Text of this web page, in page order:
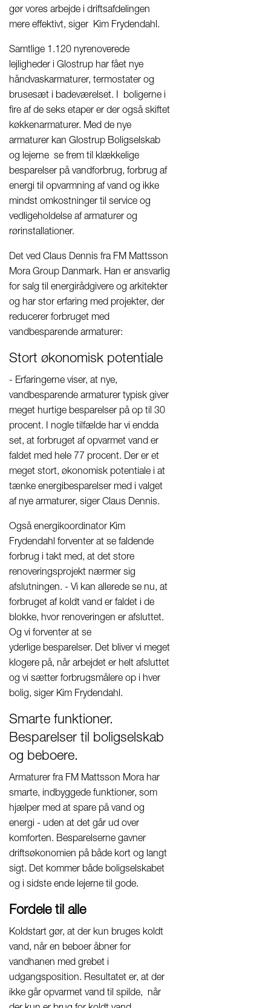
gør vores arbejde i driftsafdelingen
mere effektivt, siger Kim Frydendahl.
Samtlige 1.120 nyrenoverede
lejligheder i Glostrup har fået nye
håndvaskarmaturer, termostater og
brusesæt i badeværelset. I boligerne i
fire af de seks etaper er der også skiftet
køkkenarmaturer. Med de nye
armaturer kan Glostrup Boligselskab
og lejerne se frem til klækkelige
besparelser på vandforbrug, forbrug af
energi til opvarmning af vand og ikke
mindst omkostninger til service og
vedligeholdelse af armaturer og
rørinstallationer.
Det ved Claus Dennis fra FM Mattsson
Mora Group Danmark. Han er ansvarlig
for salg til energirådgivere og arkitekter
og har stor erfaring med projekter, der
reducerer forbruget med
vandbesparende armaturer:
Stort økonomisk potentiale
- Erfaringerne viser, at nye,
vandbesparende armaturer typisk giver
meget hurtige besparelser på op til 30
procent. I nogle tilfælde har vi endda
set, at forbruget af opvarmet vand er
faldet med hele 77 procent. Der er et
meget stort, økonomisk potentiale i at
tænke energibesparelser med i valget
af nye armaturer, siger Claus Dennis.
Også energikoordinator Kim
Frydendahl forventer at se faldende
forbrug i takt med, at det store
renoveringsprojekt nærmer sig
afslutningen. - Vi kan allerede se nu, at
forbruget af koldt vand er faldet i de
blokke, hvor renoveringen er afsluttet.
Og vi forventer at se
yderlige besparelser. Det bliver vi meget
klogere på, når arbejdet er helt afsluttet
og vi sætter forbrugsmålere op i hver
bolig, siger Kim Frydendahl.
Smarte funktioner.
Besparelser til boligselskab
og beboere.
Armaturer fra FM Mattsson Mora har
smarte, indbyggede funktioner, som
hjælper med at spare på vand og
energi - uden at det går ud over
komforten. Besparelserne gavner
driftsøkonomien på både kort og langt
sigt. Det kommer både boligselskabet
og i sidste ende lejerne til gode.
Fordele til alle
Koldstart gør, at der kun bruges koldt
vand, når en beboer åbner for
vandhanen med grebet i
udgangsposition. Resultatet er, at der
ikke går opvarmet vand til spilde, når